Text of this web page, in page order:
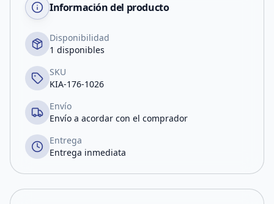
Información del producto
Disponibilidad
1 disponibles
SKU
KIA-176-1026
Envío
Envío a acordar con el comprador
Entrega
Entrega inmediata